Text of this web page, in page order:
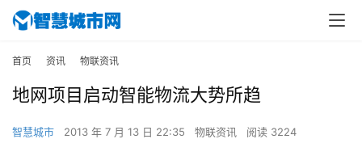
首页 资讯 物联资讯
地网项目启动智能物流大势所趋
智慧城市 2013 年 7 月 13 日 22:35 物联资讯 阅读 3224